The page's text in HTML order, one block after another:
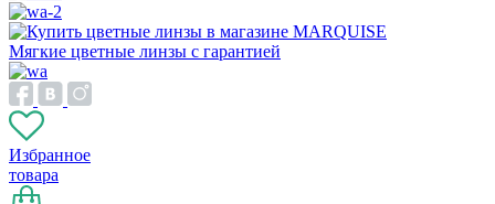
Мягкие цветные линзы с гарантией
Избранное
товара